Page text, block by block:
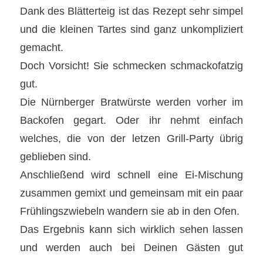
Dank des Blätterteig ist das Rezept sehr simpel
und die kleinen Tartes sind ganz unkompliziert
gemacht.
Doch Vorsicht! Sie schmecken schmackofatzig
gut.
Die Nürnberger Bratwürste werden vorher im
Backofen gegart. Oder ihr nehmt einfach
welches, die von der letzen Grill-Party übrig
geblieben sind.
Anschließend wird schnell eine Ei-Mischung
zusammen gemixt und gemeinsam mit ein paar
Frühlingszwiebeln wandern sie ab in den Ofen.
Das Ergebnis kann sich wirklich sehen lassen
und werden auch bei Deinen Gästen gut